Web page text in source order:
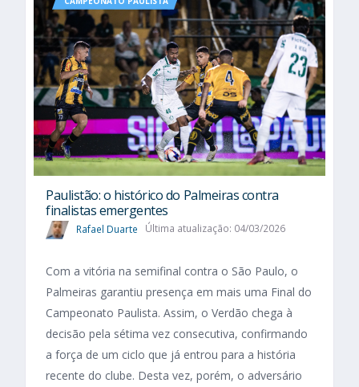
Paulistão: o histórico do Palmeiras contra
finalistas emergentes
Rafael Duarte Última atualização: 04/03/2026
Com a vitória na semifinal contra o São Paulo, o
Palmeiras garantiu presença em mais uma Final do
Campeonato Paulista. Assim, o Verdão chega à
decisão pela sétima vez consecutiva, confirmando
a força de um ciclo que já entrou para a história
recente do clube. Desta vez, porém, o adversário